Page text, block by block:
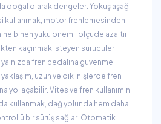
doğal olarak dengeler. Yokuş aşağı
kullanmak, motor frenlemesinden
binen yükü önemli ölçüde azaltır.
kaçınmak isteyen sürücüler
fren pedalına güvenme
uzun ve dik inişlerde fren
yol açabilir. Vites ve fren kullanımını
kullanmak, dağ yolunda hem daha
bir sürüş sağlar. Otomatik